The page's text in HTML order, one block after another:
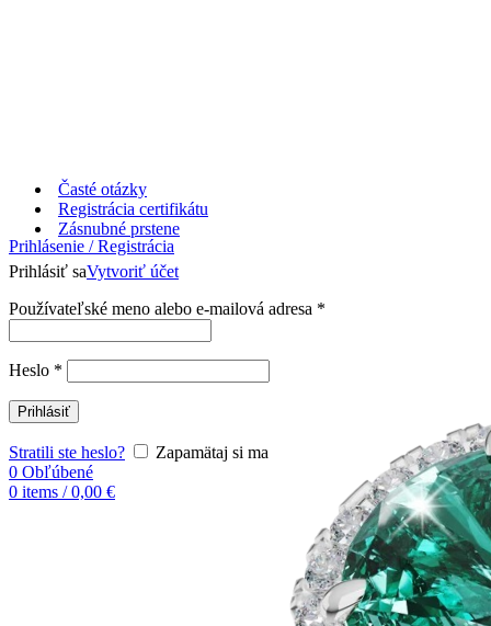
Časté otázky
Registrácia certifikátu
Prihlásenie / Registrácia
Prihlásiť saVytvoriť účet
Používateľské meno alebo e-mailová adresa *
Heslo *
Prihlásiť
Stratili ste heslo?
Zapamätaj si ma
0 Obľúbené
0 items / 0,00 €
Zásnubné prstene